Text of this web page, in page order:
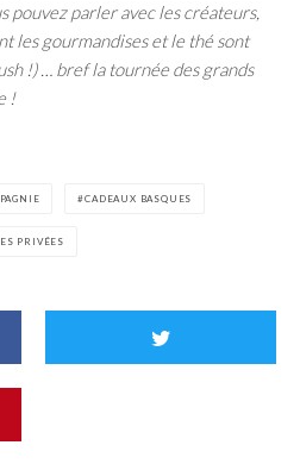
pouvez parler avec les créateurs,
les gourmandises et le thé sont
!) … bref la tournée des grands
!
CADEAUX BASQUES
PRIVÉES